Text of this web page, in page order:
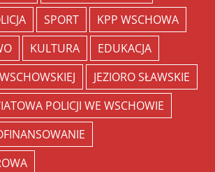
SPORT
KPP WSCHOWA
KULTURA
EDUKACJA
JEZIORO SŁAWSKIE
POLICJI WE WSCHOWIE